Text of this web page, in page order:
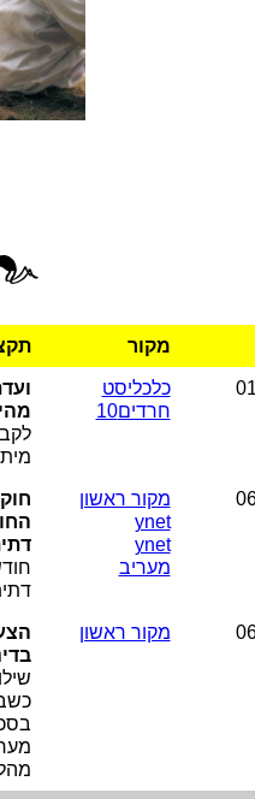
מקור
כלכליסט
חרדים10
מקור ראשון
ynet
ynet
מעריב
מקור ראשון